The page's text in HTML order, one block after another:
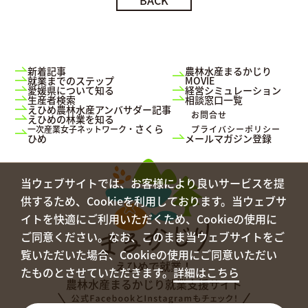
えひめで就業！
農林水産まるかじり就業支援サイト
新着記事
就業までのステップ
愛媛県について知る
生産者検索
えひめ農林水産アンバサダー記事
えひめの林業を知る
一次産業女子ネットワーク・ さくら
ひめ
農林水産まるかじり
MOVIE
経営シミュレーション
相談窓口一覧
お問合せ
プライバシーポリシー
メールマガジン登録
当ウェブサイトでは、お客様により良いサービスを提
供するため、Cookieを利用しております。当ウェブサ
イトを快適にご利用いただくため、Cookieの使用に
ご同意ください。なお、このまま当ウェブサイトをご
覧いただいた場合、Cookieの使用にご同意いただい
たものとさせていただきます。詳細はこちら